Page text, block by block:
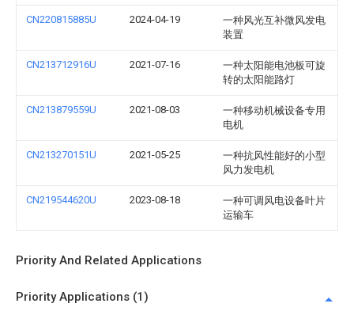
CN220815885U 2024-04-19
一种风光互补微风发电
装置
CN213712916U 2021-07-16
一种太阳能电池板可旋
转的太阳能路灯
CN213879559U 2021-08-03
一种移动机械设备专用
电机
CN213270151U 2021-05-25
一种抗风性能好的小型
风力发电机
CN219544620U 2023-08-18
一种可调风电设备叶片
运输车
Priority And Related Applications
Priority Applications (1)